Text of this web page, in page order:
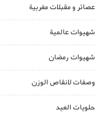
عصائر و مقبلات مغربية
شهيوات عالمية
شهيوات رمضان
وصفات لانقاص الوزن
حلويات العيد